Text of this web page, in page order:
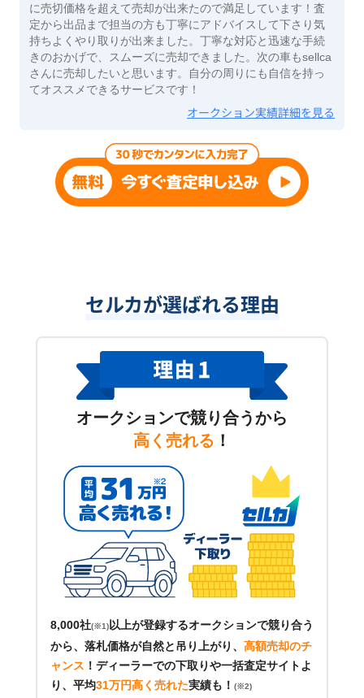
に売切価格を超えて売却が出来たので満足しています！査
定から出品まで担当の方も丁寧にアドバイスして下さり気
持ちよくやり取りが出来ました。丁寧な対応と迅速な手続
きのおかげで、スムーズに売却できました。次の車もsellca
さんに売却したいと思います。自分の周りにも自信を持っ
てオススメできるサービスです！
オークション実績詳細を見る
セルカが選ばれる理由
オークションで競り合うから
高く売れる ！
8,000社(※1)以上が登録するオークションで競り合う
から、落札価格が自然と吊り上がり、 高額売却のチ
ャンス ！ ディーラーでの下取りや一括査定サイトよ
り、平均31万円高く売れた実績も！ (※2)